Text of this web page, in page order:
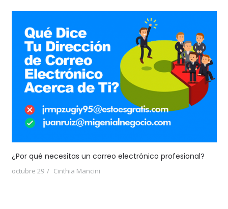
¿Por qué necesitas un correo electrónico profesional?
octubre 29 Cinthia Mancini